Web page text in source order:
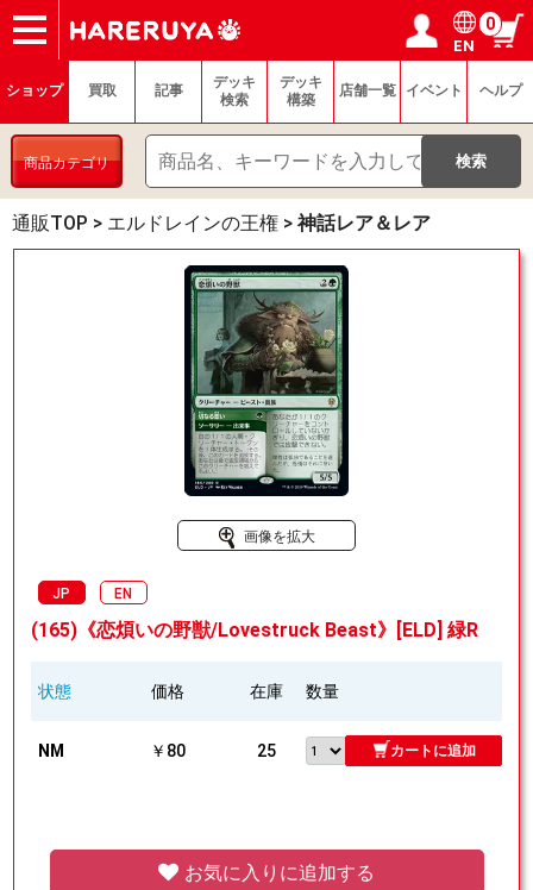
ショップ
買取
記事
デッキ検索
デッキ構築
選手一覧
店舗一覧
イベント
ヘルプ
お問い合わせ ログイン／会員登録
マイページ
EN
0
ショップ 買取 記事
デッキ
検索
デッキ
構築
店舗一覧 イベント ヘルプ
商品カテゴリ
通販TOP > エルドレインの王権 > 神話レア＆レア
画像を拡大
JP EN
(165)《恋煩いの野獣/Lovestruck Beast》[ELD] 緑R
状態 価格 在庫 数量
NM ￥80 25 カートに追加
お気に入りに追加する